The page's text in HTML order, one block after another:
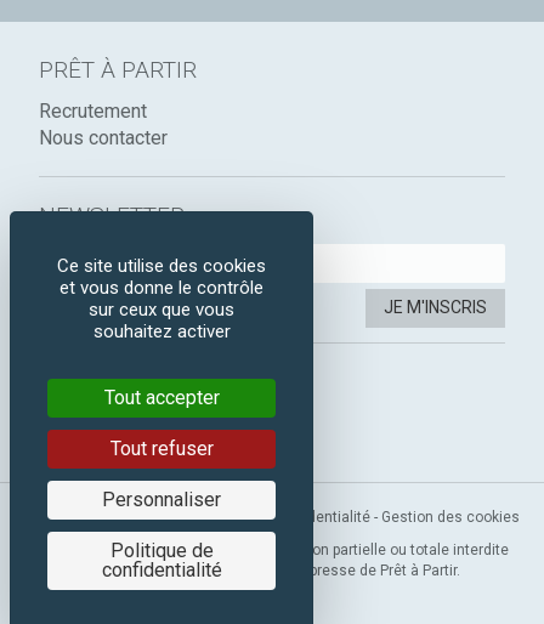
PRÊT À PARTIR
Recrutement
Nous contacter
NEWSLETTER :
JE M'INSCRIS
SUIVEZ-NOUS :
Facebook
Instagram
Mentions légales-CGV-Politique de confidentialité - Gestion des cookies
Copyright 2019 © Prêt à Partir. Reproduction partielle ou totale interdite
sans l’autorisation préalable et expresse de Prêt à Partir.
Ce site utilise des cookies
et vous donne le contrôle
sur ceux que vous
souhaitez activer
Tout accepter
Tout refuser
Personnaliser
Politique de
confidentialité